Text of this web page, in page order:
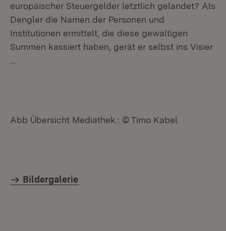
europäischer Steuergelder letztlich gelandet? Als
Dengler die Namen der Personen und
Institutionen ermittelt, die diese gewaltigen
Summen kassiert haben, gerät er selbst ins Visier
Abb Übersicht Mediathek.: © Timo Kabel
Bildergalerie